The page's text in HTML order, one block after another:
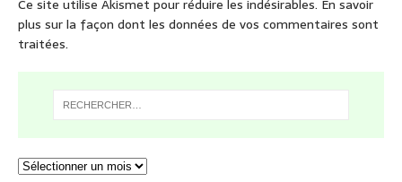
Ce site utilise Akismet pour réduire les indésirables. En savoir
plus sur la façon dont les données de vos commentaires sont
traitées.